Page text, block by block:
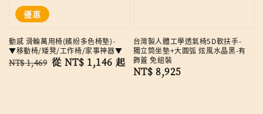
優惠
動感 滑輪萬用椅(繽紛多色椅墊)-
▼移動椅/矮凳/工作椅/家事神器▼
Regular
NT$ 1,469 Sale
從 NT$ 1,146 起
台灣製人體工學透氣椅5D軟扶手-
獨立筒坐墊+大圓弧 炫風水晶黑-有
飾蓋 免組裝
Regular
NT$ 8,925